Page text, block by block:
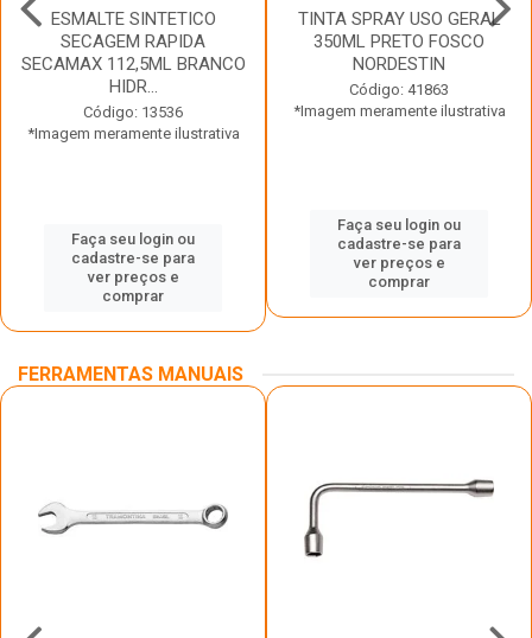
ESMALTE SINTETICO
SECAGEM RAPIDA
SECAMAX 112,5ML BRANCO
HIDR...
Código: 13536
*Imagem meramente ilustrativa
Faça seu login ou
cadastre-se para
ver preços e
comprar
TINTA SPRAY USO GERAL
350ML PRETO FOSCO
NORDESTIN
Código: 41863
*Imagem meramente ilustrativa
Faça seu login ou
cadastre-se para
ver preços e
comprar
FERRAMENTAS MANUAIS